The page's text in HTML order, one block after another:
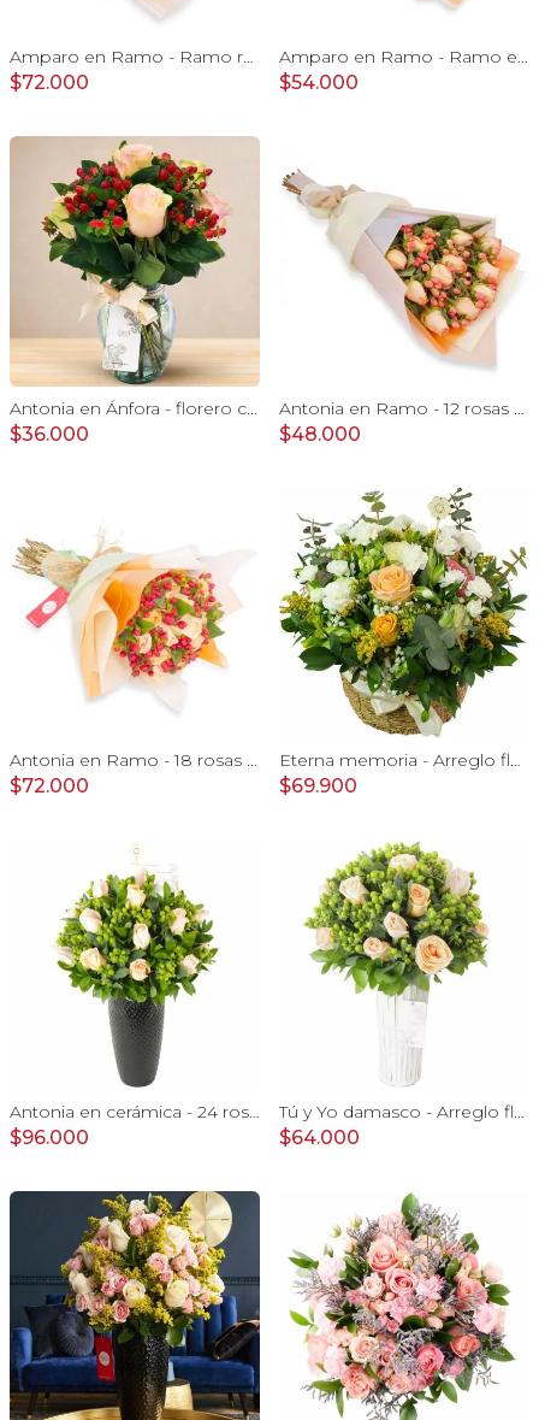
Amparo en Ramo - Ramo redondo 24 rosas ecuatorianas damasco
$72.000
Amparo en Ramo - Ramo extendido 18 rosas ecuatoriana damasco
$54.000
Antonia en Ánfora - florero con 9 rosas damasco e hypericum
$36.000
Antonia en Ramo - 12 rosas ecuatorianas damasco e hypericum
$48.000
Antonia en Ramo - 18 rosas ecuatorianas damasco e hypericum
$72.000
Eterna memoria - Arreglo floral con Mini claveles blancos rosas ecuatorianas blancas, gypsophilia y astromelias amarillas
$69.900
Antonia en cerámica - 24 rosas color damasco e hypericum
$96.000
Tú y Yo damasco - Arreglo floral con rosas damasco e hypericum verde
$64.000